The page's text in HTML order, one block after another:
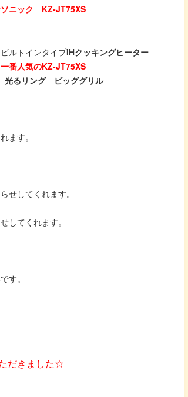
ニック KZ-JT75XS
トインタイプIHクッキングヒーター
一番人気のKZ-JT75XS
るリング ビッググリル
ます。
せしてくれます。
してくれます。
す。
だきました☆